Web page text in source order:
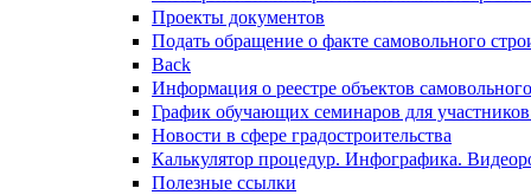
Проекты документов
Подать обращение о факте самовольного
Back
Информация о реестре объектов
График обучающих семинаров для участников
Новости в сфере градостроительства
Калькулятор процедур. Инфографика.
Полезные ссылки